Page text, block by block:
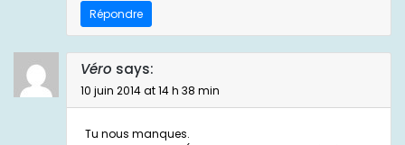
Répondre
Véro says:
10 juin 2014 at 14 h 38 min
Tu nous manques.